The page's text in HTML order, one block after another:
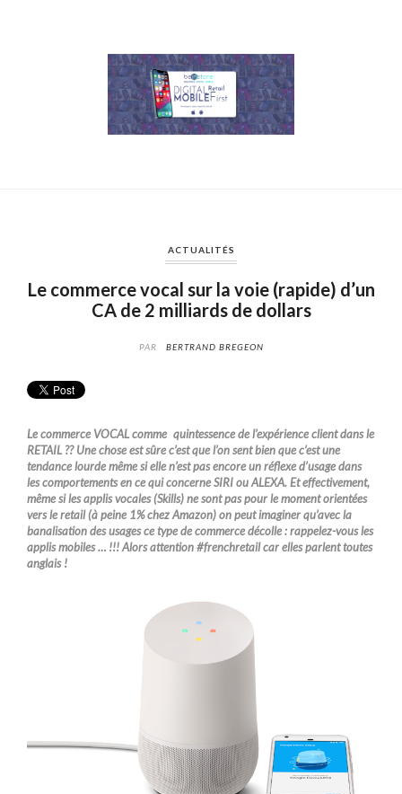
ACTUALITÉS
Le commerce vocal sur la voie (rapide) d’un
CA de 2 milliards de dollars
PAR BERTRAND BREGEON
Le commerce VOCAL comme quintessence de l’expérience client dans le
RETAIL ?? Une chose est sûre c’est que l’on sent bien que c’est une
tendance lourde même si elle n’est pas encore un réflexe d’usage dans
les comportements en ce qui concerne SIRI ou ALEXA. Et effectivement,
même si les applis vocales (Skills) ne sont pas pour le moment orientées
vers le retail (à peine 1% chez Amazon) on peut imaginer qu’avec la
banalisation des usages ce type de commerce décolle : rappelez-vous les
applis mobiles … !!! Alors attention #frenchretail car elles parlent toutes
anglais !